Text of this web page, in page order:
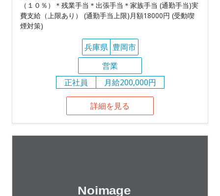
（１０％）＊残業手当＊出張手当＊家族手当 (通勤手当)実
費支給（上限あり） (通勤手当上限)月額18000円 (受動喫
煙対策)
兵庫県 豊岡市
営業
正社員
月給200,000円
詳細を見る